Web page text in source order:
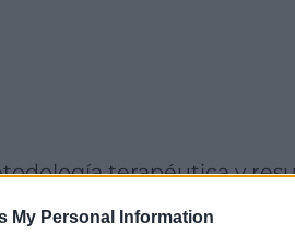
My Personal Information
el
tratamiento de